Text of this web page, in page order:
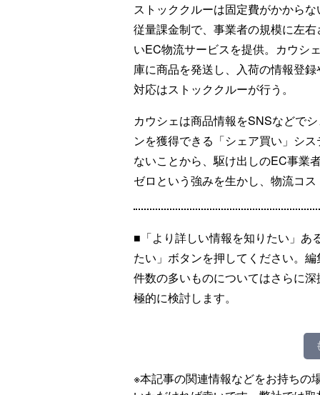
ストッククルーは固定費がかからな
従量課金制で、事業者の規模に左右
いEC物流サービスを提供。カウシ
庫に商品を発送し、入荷の情報登
対応はストッククルーが行う。
カウシェは商品情報をSNSなどで
ンを獲得できる「シェア買い」シ
ないことから、駆け出しのEC事業
ゼロという強みを生かし、物流コ
■「より詳しい情報を知りたい」あ
たい」ボタンを押してください。
件数の多いものについてはさらに
極的に検討します。
※本記事の関連情報などをお持ちの